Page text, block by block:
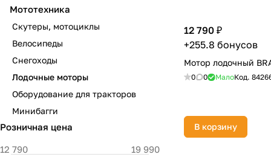
12 790 ₽
+255.8 бонусов
Мотор лодочный
0 0 МалоКод.
В корзину
Мототехника
Скутеры, мотоциклы
Велосипеды
Снегоходы
Лодочные моторы
Оборудование для тракторов
Минибагги
Розничная цена